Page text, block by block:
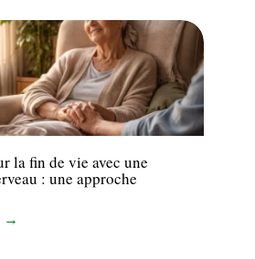
la fin de vie avec une
: une approche